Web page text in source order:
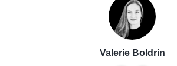
Valerie Boldrin